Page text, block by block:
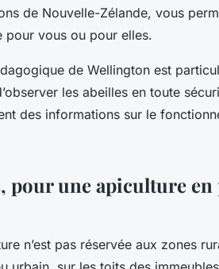
de Nouvelle-Zélande, vous
pour vous ou pour elles.
de Wellington est
les abeilles en toute
des informations sur le
pour une apiculture
n’est pas réservée aux zones